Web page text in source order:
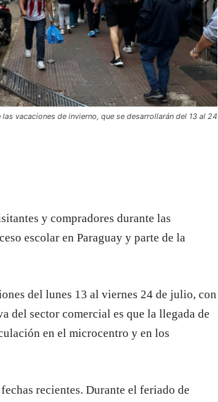
vacaciones de invierno, que se desarrollarán del 13 al 24
y compradores durante las
escolar en Paraguay y parte de la
del lunes 13 al viernes 24 de julio, con
del sector comercial es que la llegada de
en el microcentro y en los
recientes. Durante el feriado de